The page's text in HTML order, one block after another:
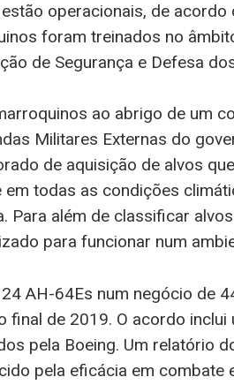
operacionais, de acordo
foram treinados no
de Segurança e Defesa
ao abrigo de um
Militares Externas do
de aquisição de alvos
todas as condições
Para além de classificar
para funcionar num
AH-64Es num negócio de
final de 2019. O acordo inclui
pela Boeing. Um relatório
pela eficácia em combate